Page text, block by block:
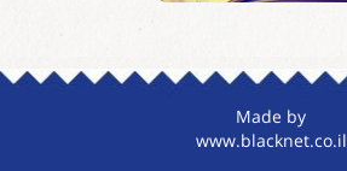
Made by
www.blacknet.co.il